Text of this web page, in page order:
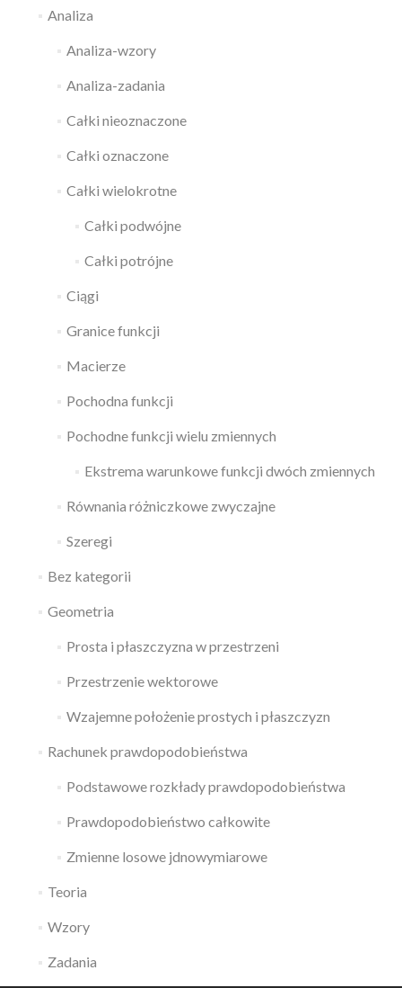
Analiza
Analiza-wzory
Analiza-zadania
Całki nieoznaczone
Całki oznaczone
Całki wielokrotne
Całki podwójne
Całki potrójne
Ciągi
Granice funkcji
Macierze
Pochodna funkcji
Pochodne funkcji wielu zmiennych
Ekstrema warunkowe funkcji dwóch zmiennych
Równania różniczkowe zwyczajne
Szeregi
Bez kategorii
Geometria
Prosta i płaszczyzna w przestrzeni
Przestrzenie wektorowe
Wzajemne położenie prostych i płaszczyzn
Rachunek prawdopodobieństwa
Podstawowe rozkłady prawdopodobieństwa
Prawdopodobieństwo całkowite
Zmienne losowe jdnowymiarowe
Teoria
Wzory
Zadania